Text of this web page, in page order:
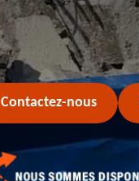
Contactez-nous